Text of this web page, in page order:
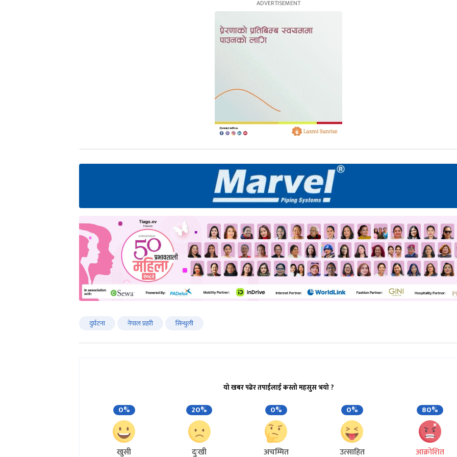
दुर्घटना नेपाल प्रहरी सिन्धुली
यो खबर पढेर तपाईलाई कस्तो महसुस भयो ?
0%
खुसी
20%
दुःखी
0%
अचम्मित
0%
उत्साहित
80%
आक्रोशित